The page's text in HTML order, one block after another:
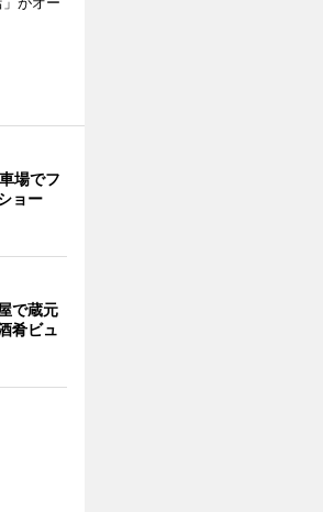
場でフ
ョー
で蔵元
肴ビュ